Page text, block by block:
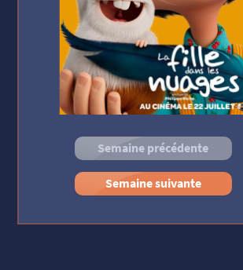
Semaine précédente
Semaine suivante